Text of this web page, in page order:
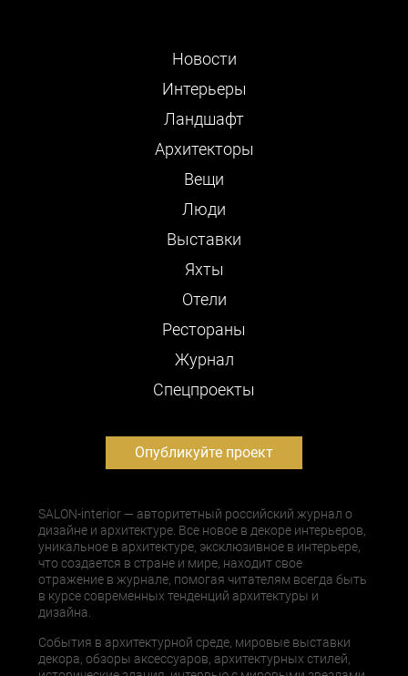
Новости
Интерьеры
Ландшафт
Архитекторы
Вещи
Люди
Выставки
Яхты
Отели
Рестораны
Журнал
Cпецпроекты
Опубликуйте проект
SALON-interior — авторитетный российский журнал о
дизайне и архитектуре. Все новое в декоре интерьеров,
уникальное в архитектуре, эксклюзивное в интерьере,
что создается в стране и мире, находит свое
отражение в журнале, помогая читателям всегда быть
в курсе современных тенденций архитектуры и
дизайна.
События в архитектурной среде, мировые выставки
декора, обзоры аксессуаров, архитектурных стилей,